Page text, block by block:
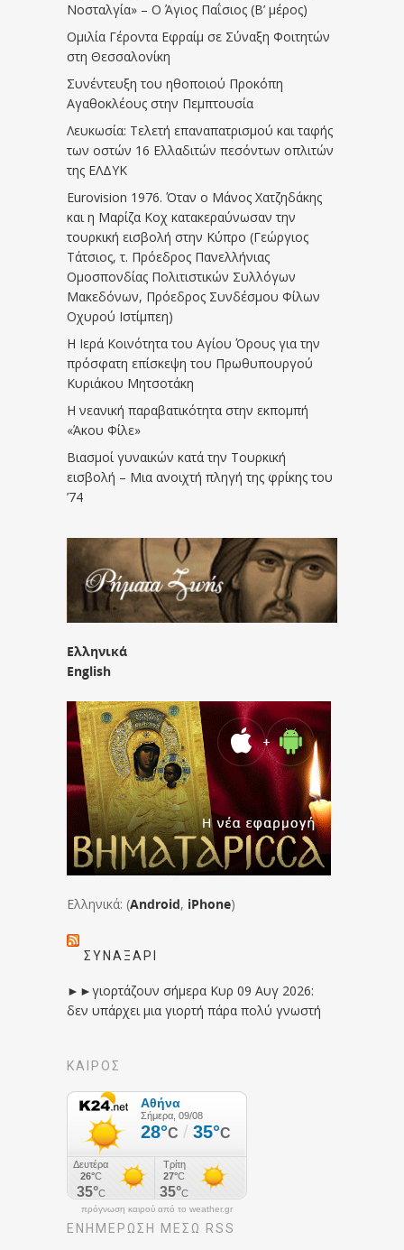
Νοσταλγία» – Ο Άγιος Παΐσιος (Β’ μέρος)
Ομιλία Γέροντα Εφραίμ σε Σύναξη Φοιτητών
στη Θεσσαλονίκη
Συνέντευξη του ηθοποιού Προκόπη
Αγαθοκλέους στην Πεμπτουσία
Λευκωσία: Τελετή επαναπατρισμού και ταφής
των οστών 16 Ελλαδιτών πεσόντων οπλιτών
της ΕΛΔΥΚ
Eurovision 1976. Όταν ο Μάνος Χατζηδάκης
και η Μαρίζα Κοχ κατακεραύνωσαν την
τουρκική εισβολή στην Κύπρο (Γεώργιος
Τάτσιος, τ. Πρόεδρος Πανελλήνιας
Ομοσπονδίας Πολιτιστικών Συλλόγων
Μακεδόνων, Πρόεδρος Συνδέσμου Φίλων
Οχυρού Ιστίμπεη)
Η Ιερά Κοινότητα του Αγίου Όρους για την
πρόσφατη επίσκεψη του Πρωθυπουργού
Κυριάκου Μητσοτάκη
Η νεανική παραβατικότητα στην εκπομπή
«Άκου Φίλε»
Βιασμοί γυναικών κατά την Τουρκική
εισβολή – Μια ανοιχτή πληγή της φρίκης του
’74
Ελληνικά
English
Ελληνικά: (Android, iPhone)
ΣΥΝΑΞΆΡΙ
►►γιορτάζουν σήμερα Κυρ 09 Αυγ 2026:
δεν υπάρχει μια γιορτή πάρα πολύ γνωστή
ΚΑΙΡΟΣ
πρόγνωση καιρού από το weather.gr
ΕΝΗΜΈΡΩΣΉ ΜΕΣΩ RSS